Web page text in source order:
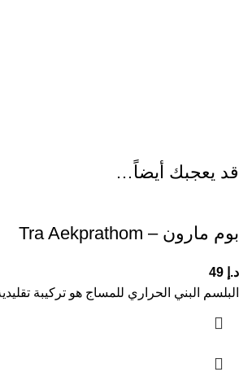
قد يعجبك أيضاً…
بوم مارون – Tra Aekprathom
د.إ
البلسم البني الحراري للمساج هو تركيبة